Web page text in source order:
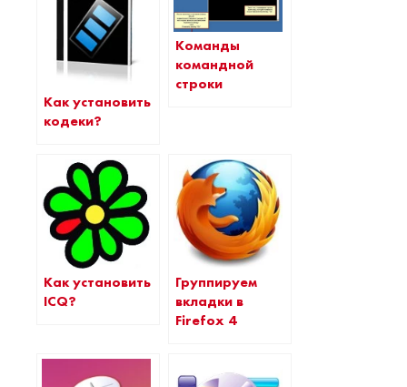
Как установить
кодеки?
Команды
командной
строки
Как установить
ICQ?
Группируем
вкладки в
Firefox 4